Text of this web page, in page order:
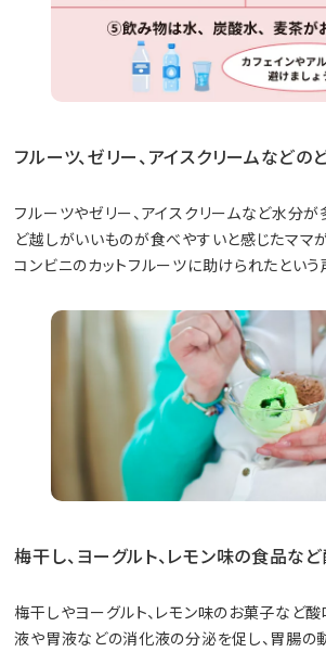
フルーツ、ゼリー、アイスクリームなど
フルーツやゼリー、アイスクリームなど水分が
ど越しがいいものが食べやすいと感じたママが
コンビニのカットフルーツに助けられたという
梅干し、ヨーグルト、レモン味の食品な
梅干しやヨーグルト、レモン味のお菓子など
液や胃液などの消化液の分泌を促し、胃腸の